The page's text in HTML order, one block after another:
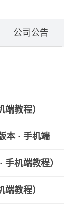
公司公告
教程）
本 · 手机端
手机端教程）
教程）